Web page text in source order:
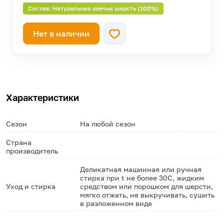
Состав: Натуральная овечья шерсть (100%)
Нет в наличии
Характеристики
Сезон На любой сезон
Страна
производитель
Уход и стирка
Деликатная машинная или ручная
стирка при t не более 30С, жидким
средством или порошком для шерсти,
мягко отжать, не выкручивать, сушить
в разложенном виде